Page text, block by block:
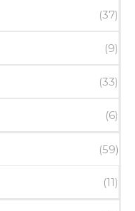
(37)
(9)
(33)
(6)
(59)
(11)